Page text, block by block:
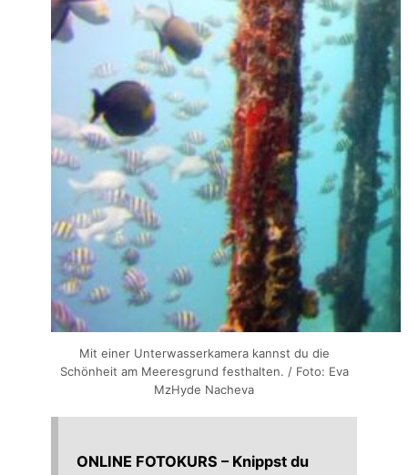
Mit einer Unterwasserkamera kannst du die
Schönheit am Meeresgrund festhalten. / Foto: Eva
MzHyde Nacheva
ONLINE FOTOKURS – Knippst du